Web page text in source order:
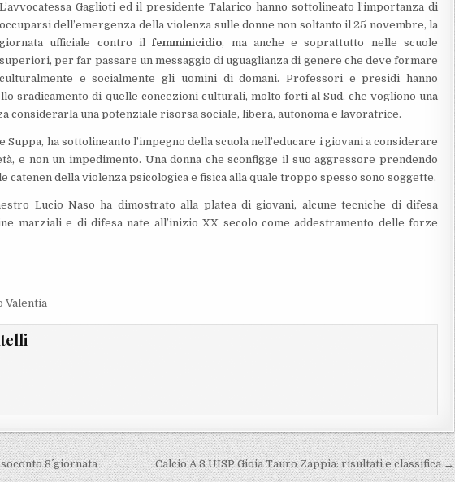
L’avvocatessa Gaglioti ed il presidente Talarico hanno sottolineato l’importanza di
occuparsi dell’emergenza della violenza sulle donne non soltanto il 25 novembre, la
giornata ufficiale contro ilfemminicidio, ma anche e soprattutto nelle scuole
superiori, per far passare un messaggio di uguaglianza di genere che deve formare
culturalmente e socialmente gli uomini di domani. Professori e presidi hanno
sradicamento di quelle concezioni culturali, molto forti al Sud, che vogliono una
considerarla una potenziale risorsa sociale, libera, autonoma e lavoratrice.
ha sottolineanto l’impegno della scuola nell’educare i giovani a considerare
e non un impedimento. Una donna che sconfigge il suo aggressore prendendo
catenen della violenza psicologica e fisica alla quale troppo spesso sono soggette.
Lucio Naso ha dimostrato alla platea di giovani, alcune tecniche di difesa
marziali e di difesa nate all’inizio XX secolo come addestramento delle forze
Valentia
8^ giornata Calcio A 8 UISP Gioia Tauro Zappia: risultati e classifica →